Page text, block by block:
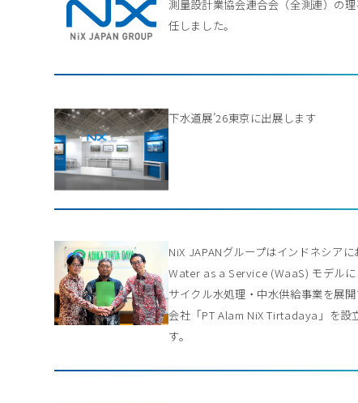
測量設計業協会連合会（全測連）の
任しました。
下水道展’26東京に出展します
NiX JAPANグループはインドネシアに
Water as a Service (WaaS) モデルに
サイクル水処理・中水供給事業を展
会社「PT Alam NiX Tirtadaya」を設
す。